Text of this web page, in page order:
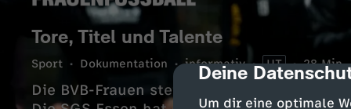
cmp-dialog-
Deine
Um dir eine optimale
Tore, Titel und Talente
Sport Dokumentation informativ UT 28 Min.
Die BVB-Frauen steigen in die Landesliga